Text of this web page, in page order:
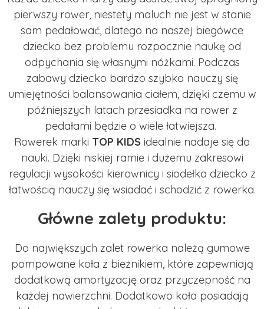
pierwszy rower, niestety maluch nie jest w stanie
sam pedałować, dlatego na naszej biegówce
dziecko bez problemu rozpocznie naukę od
odpychania się własnymi nóżkami. Podczas
zabawy dziecko bardzo szybko nauczy się
umiejętności balansowania ciałem, dzięki czemu w
późniejszych latach przesiadka na rower z
pedałami będzie o wiele łatwiejsza.
Rowerek marki TOP KIDS idealnie nadaje się do
nauki. Dzięki niskiej ramie i dużemu zakresowi
regulacji wysokości kierownicy i siodełka dziecko z
łatwością nauczy się wsiadać i schodzić z rowerka.
Główne zalety produktu:
Do największych zalet rowerka należą gumowe
pompowane koła z bieżnikiem, które zapewniają
dodatkową amortyzację oraz przyczepność na
każdej nawierzchni. Dodatkowo koła posiadają